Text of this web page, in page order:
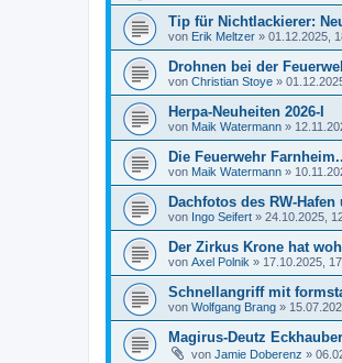
Tip für Nichtlackierer:
von Erik Meltzer » 01.12.2025,
Drohnen bei der
von Christian Stoye »
Herpa-Neuheiten 2026-I
von Maik Watermann »
Die Feuerwehr
von Maik Watermann »
Dachfotos des RW-
von Ingo Seifert » 24.10.2025,
Der Zirkus Krone hat
von Axel Polnik » 17.10.2025,
Schnellangriff mit
von Wolfgang Brang »
Magirus-Deutz
von Jamie Doberenz »